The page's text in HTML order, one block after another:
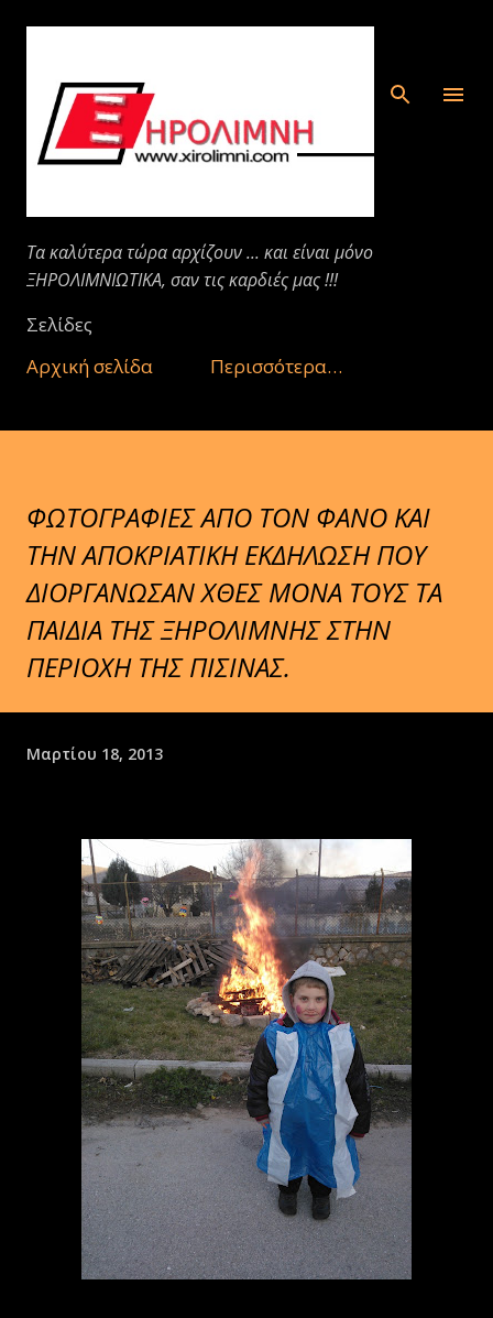
Μετάβαση στο κύριο περιεχόμενο
Τα καλύτερα τώρα αρχίζουν ... και είναι μόνο
ΞΗΡΟΛΙΜΝΙΩΤΙΚΑ, σαν τις καρδιές μας !!!
Σελίδες
Αρχική σελίδα
Περισσότερα…
ΦΩΤΟΓΡΑΦΙΕΣ ΑΠΟ ΤΟΝ ΦΑΝΟ ΚΑΙ
ΤΗΝ ΑΠΟΚΡΙΑΤΙΚΗ ΕΚΔΗΛΩΣΗ ΠΟΥ
ΔΙΟΡΓΑΝΩΣΑΝ ΧΘΕΣ ΜΟΝΑ ΤΟΥΣ ΤΑ
ΠΑΙΔΙΑ ΤΗΣ ΞΗΡΟΛΙΜΝΗΣ ΣΤΗΝ
ΠΕΡΙΟΧΗ ΤΗΣ ΠΙΣΙΝΑΣ.
Μαρτίου 18, 2013